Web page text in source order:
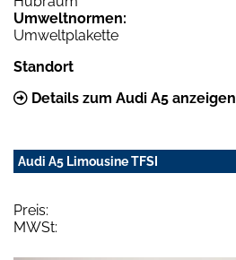
Umweltnormen:
Umweltplakette
Standort
Details zum Audi A5 anzeigen
Audi A5 Limousine TFSI
Preis:
MWSt: